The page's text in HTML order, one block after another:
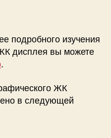
подробного изучения
дисплея вы можете
.
ЖК
в следующей